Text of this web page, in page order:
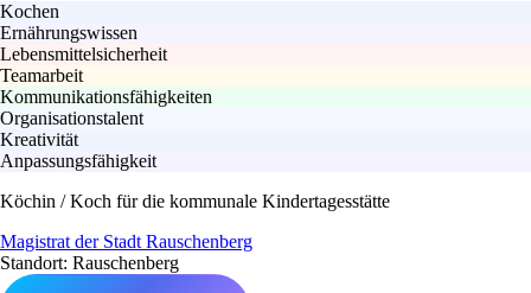
Kochen
Ernährungswissen
Lebensmittelsicherheit
Teamarbeit
Kommunikationsfähigkeiten
Organisationstalent
Kreativität
Anpassungsfähigkeit
Köchin / Koch für die kommunale Kindertagesstätte
Magistrat der Stadt Rauschenberg
Standort: Rauschenberg